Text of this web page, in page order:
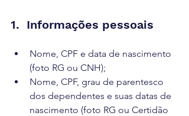
1.  Informações pessoais
Nome, CPF e data de nascimento
(foto RG ou CNH);
Nome, CPF, grau de parentesco
dos dependentes e suas datas de
nascimento (foto RG ou Certidão